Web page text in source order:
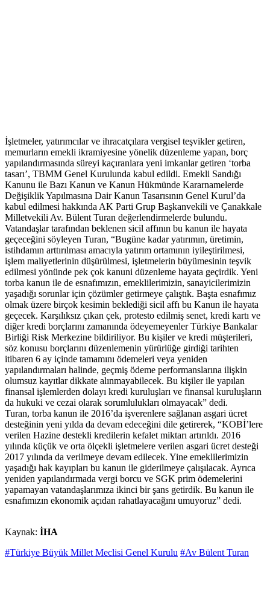
İşletmeler, yatırımcılar ve ihracatçılara vergisel teşvikler getiren,
memurların emekli ikramiyesine yönelik düzenleme yapan, borç
yapılandırmasında süreyi kaçıranlara yeni imkanlar getiren ‘torba
tasarı’, TBMM Genel Kurulunda kabul edildi. Emekli Sandığı
Kanunu ile Bazı Kanun ve Kanun Hükmünde Kararnamelerde
Değişiklik Yapılmasına Dair Kanun Tasarısının Genel Kurul’da
kabul edilmesi hakkında AK Parti Grup Başkanvekili ve Çanakkale
Milletvekili Av. Bülent Turan değerlendirmelerde bulundu.
Vatandaşlar tarafından beklenen sicil affının bu kanun ile hayata
geçeceğini söyleyen Turan, “Bugüne kadar yatırımın, üretimin,
istihdamın arttırılması amacıyla yatırım ortamının iyileştirilmesi,
işlem maliyetlerinin düşürülmesi, işletmelerin büyümesinin teşvik
edilmesi yönünde pek çok kanuni düzenleme hayata geçirdik. Yeni
torba kanun ile de esnafımızın, emeklilerimizin, sanayicilerimizin
yaşadığı sorunlar için çözümler getirmeye çalıştık. Başta esnafımız
olmak üzere birçok kesimin beklediği sicil affı bu Kanun ile hayata
geçecek. Karşılıksız çıkan çek, protesto edilmiş senet, kredi kartı ve
diğer kredi borçlarını zamanında ödeyemeyenler Türkiye Bankalar
Birliği Risk Merkezine bildiriliyor. Bu kişiler ve kredi müşterileri,
söz konusu borçlarını düzenlemenin yürürlüğe girdiği tarihten
itibaren 6 ay içinde tamamını ödemeleri veya yeniden
yapılandırmaları halinde, geçmiş ödeme performanslarına ilişkin
olumsuz kayıtlar dikkate alınmayabilecek. Bu kişiler ile yapılan
finansal işlemlerden dolayı kredi kuruluşları ve finansal kuruluşların
da hukuki ve cezai olarak sorumlulukları olmayacak” dedi.
Turan, torba kanun ile 2016’da işverenlere sağlanan asgari ücret
desteğinin yeni yılda da devam edeceğini dile getirerek, “KOBİ’lere
verilen Hazine destekli kredilerin kefalet miktarı artırıldı. 2016
yılında küçük ve orta ölçekli işletmelere verilen asgari ücret desteği
2017 yılında da verilmeye devam edilecek. Yine emeklilerimizin
yaşadığı hak kayıpları bu kanun ile giderilmeye çalışılacak. Ayrıca
yeniden yapılandırmada vergi borcu ve SGK prim ödemelerini
yapamayan vatandaşlarımıza ikinci bir şans getirdik. Bu kanun ile
esnafımızın ekonomik açıdan rahatlayacağını umuyoruz” dedi.
Kaynak: İHA
#Türkiye Büyük Millet Meclisi Genel Kurulu #Av Bülent Turan